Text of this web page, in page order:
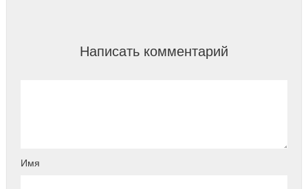
Написать комментарий
Имя